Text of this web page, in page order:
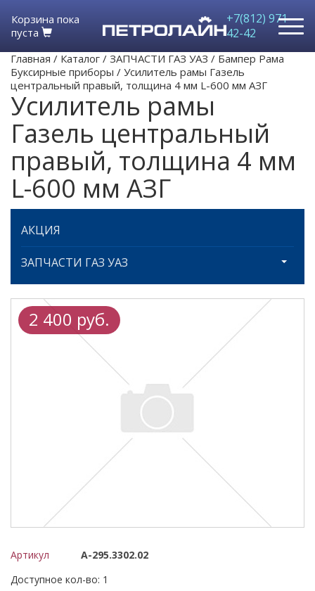
Корзина пока
пуста
+7(812) 971-
42-42
Главная / Каталог / ЗАПЧАСТИ ГАЗ УАЗ / Бампер Рама
Буксирные приборы / Усилитель рамы Газель
центральный правый, толщина 4 мм L-600 мм АЗГ
Усилитель рамы
Газель центральный
правый, толщина 4 мм
L-600 мм АЗГ
АКЦИЯ
ЗАПЧАСТИ ГАЗ УАЗ
2 400 руб.
Артикул
A-295.3302.02
Доступное кол-во: 1